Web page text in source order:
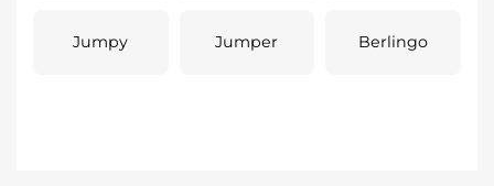
Jumpy Jumper Berlingo